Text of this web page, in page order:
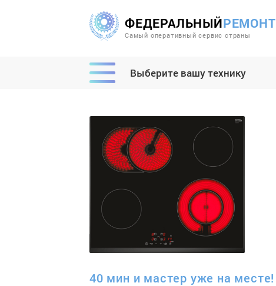
ФЕДЕРАЛЬНЫЙРЕМОНТ
Самый оперативный сервис страны
Выберите вашу технику
40 мин и мастер уже на месте!